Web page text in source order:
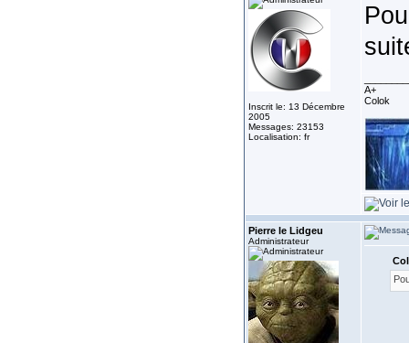
Inscrit le: 13 Décembre
2005
Messages: 23153
Localisation: fr
A+
Colok
Pierre le Lidgeu
Administrateur